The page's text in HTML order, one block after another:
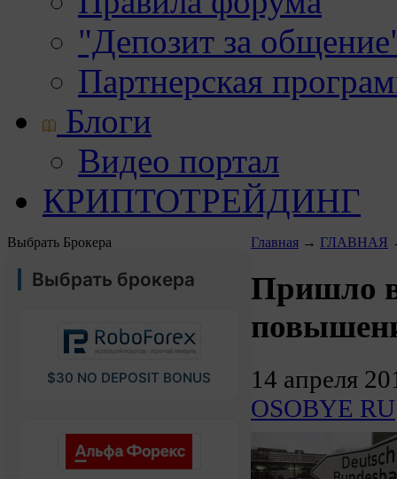
"Депозит за
Партнерская
Блоги
Видео портал
КРИПТОТРЕЙДИНГ
Выбрать Брокера
Выбрать брокера
$30 NO DEPOSIT BONUS
Главная → ГЛАВНАЯ
Пришло
14 апреля
OSOBYE RU